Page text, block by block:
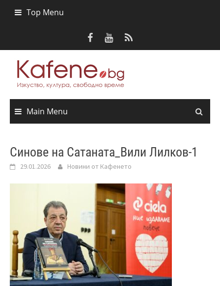
Top Menu
Main Menu
Синове на Сатаната_Вили Лилков-1
29.01.2026 Новини от Кафенето